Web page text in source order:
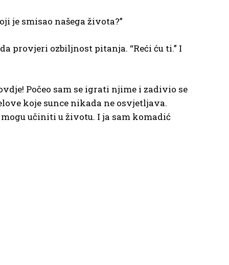
je smisao našega života?”
provjeri ozbiljnost pitanja. “Reći ću ti.” I
Počeo sam se igrati njime i zadivio se
koje sunce nikada ne osvjetljava.
učiniti u životu. I ja sam komadić